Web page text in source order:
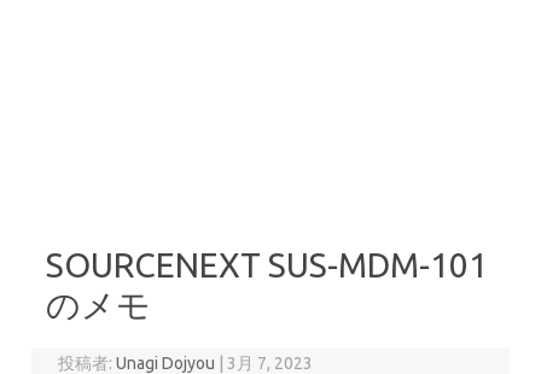
SOURCENEXT SUS-MDM-101
のメモ
投稿者:Unagi Dojyou 3月 7, 2023